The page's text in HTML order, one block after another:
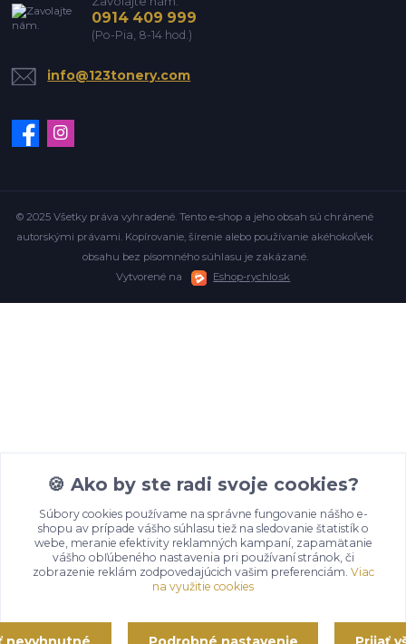
0914 409 999
(Po-Pia, 8-14 hod.)
info@123tonery.com
© 2025 Všetky práva vyhradené. Tento e-shop a jeho obsah sú chránené
autorskými právami. Kopírovanie, šírenie alebo používanie akéhokoľvek
obsahu bez písomného súhlasu je zakázané.
Vytvorené na
Eshop-rychlo.sk
🍪 Ako by ste radi svoje cookies?
Súbory cookies používame na správne fungovanie nášho e-
shopu av prípade vášho súhlasu tiež na sledovanie štatistík o
webe, meranie efektivity reklamných kampaní, zapamätanie
vášho obľúbeného nastavenia pri používaní stránok, či
zobrazenie reklám zodpovedajúcich vašim preferenciám. Viac
na využitie cookies